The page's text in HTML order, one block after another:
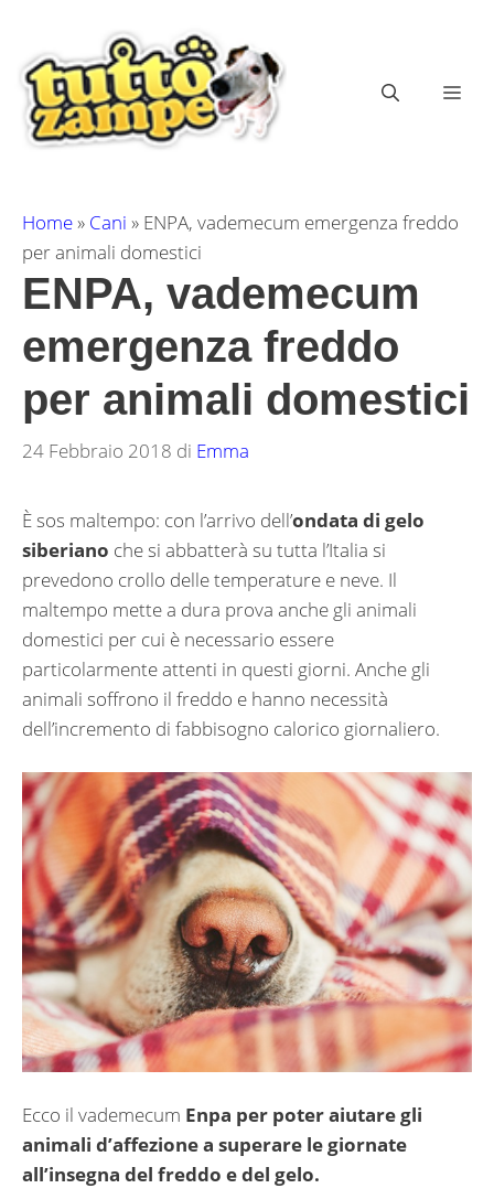
contenuto
Home» Cani » ENPA, vademecum emergenza freddo
per animali domestici
ENPA, vademecum
emergenza freddo
per animali domestici
24 Febbraio 2018 di Emma
È sos maltempo: con l’arrivo dell’ondata di gelo
siberiano che si abbatterà su tutta l’Italia si
prevedono crollo delle temperature e neve. Il
maltempo mette a dura prova anche gli animali
domestici per cui è necessario essere
particolarmente attenti in questi giorni. Anche gli
animali soffrono il freddo e hanno necessità
dell’incremento di fabbisogno calorico giornaliero.
Ecco il vademecum Enpa per poter aiutare gli
animali d’affezione a superare le giornate
all’insegna del freddo e del gelo.